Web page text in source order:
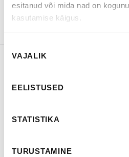
esitanud või mida nad on
kasutamise käigus.
valik
VAJALIK
EELISTUSED
STATISTIKA
TURUSTAMINE
BROŠÜÜRE